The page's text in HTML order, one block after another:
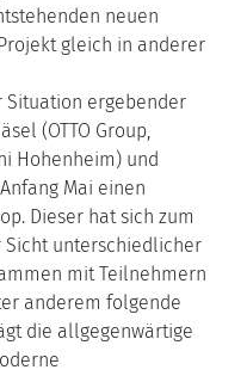
neuen
gleich in anderer
Situation ergebender
(OTTO Group,
Hohenheim) und
Mai einen
Dieser hat sich zum
Sicht unterschiedlicher
mit Teilnehmern
anderem folgende
die allgegenwärtige